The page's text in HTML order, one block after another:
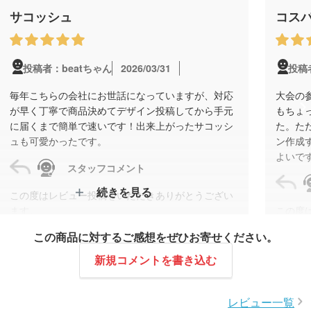
サコッシュ
投稿者：beatちゃん
2026/03/31
毎年こちらの会社にお世話になっていますが、対応
が早く丁寧で商品決めてデザイン投稿してから手元
に届くまで簡単で速いです！出来上がったサコッシ
ュも可愛かったです。
スタッフコメント
この度はレビュー投稿をいただきありがとうござい
水加工)のご注文では、今回で4回目のご依頼をいた
だき誠にありがとうございました。
続きを見る
コス
投稿
大会の
もちょ
た。た
ン作成
よいで
この商品に対するご感想をぜひお寄せください。
新規コメントを書き込む
レビュー一覧